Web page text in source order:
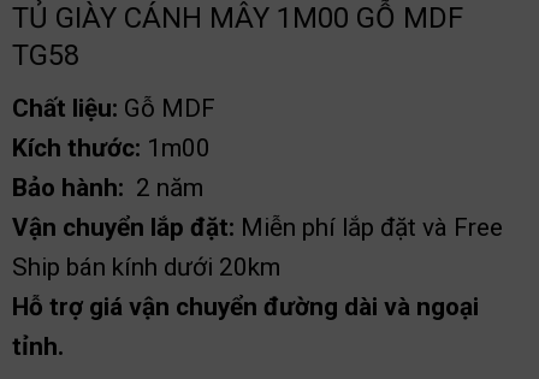
TỦ GIÀY CÁNH MÂY 1M00 GỖ MDF
TG58
Chất liệu: Gỗ MDF
Kích thước: 1m00
Bảo hành: 2 năm
Vận chuyển lắp đặt: Miễn phí lắp đặt và Free
Ship bán kính dưới 20km
Hỗ trợ giá vận chuyển đường dài và ngoại
tỉnh.